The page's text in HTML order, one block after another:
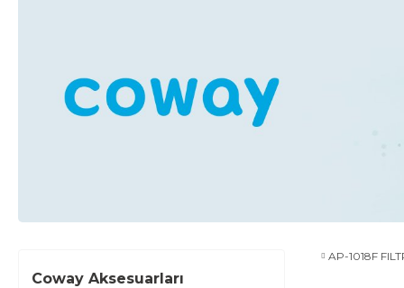
Coway Aksesuarları
AP-1018F